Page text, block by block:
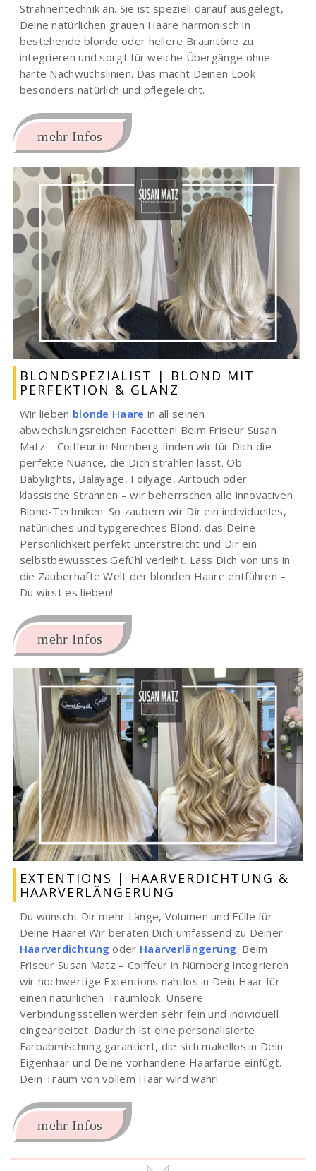
Strähnentechnik an. Sie ist speziell darauf ausgelegt,
Deine natürlichen grauen Haare harmonisch in
bestehende blonde oder hellere Brauntöne zu
integrieren und sorgt für weiche Übergänge ohne
harte Nachwuchslinien. Das macht Deinen Look
besonders natürlich und pflegeleicht.
mehr Infos
BLONDSPEZIALIST | BLOND MIT
PERFEKTION & GLANZ
Wir lieben blonde Haare in all seinen
abwechslungsreichen Facetten! Beim Friseur Susan
Matz – Coiffeur in Nürnberg finden wir für Dich die
perfekte Nuance, die Dich strahlen lässt. Ob
Babylights, Balayage, Foilyage, Airtouch oder
klassische Strähnen – wir beherrschen alle innovativen
Blond-Techniken. So zaubern wir Dir ein individuelles,
natürliches und typgerechtes Blond, das Deine
Persönlichkeit perfekt unterstreicht und Dir ein
selbstbewusstes Gefühl verleiht. Lass Dich von uns in
die Zauberhafte Welt der blonden Haare entführen –
Du wirst es lieben!
mehr Infos
EXTENTIONS | HAARVERDICHTUNG &
HAARVERLÄNGERUNG
Du wünscht Dir mehr Länge, Volumen und Fülle für
Deine Haare! Wir beraten Dich umfassend zu Deiner
Haarverdichtung oder Haarverlängerung. Beim
Friseur Susan Matz – Coiffeur in Nürnberg integrieren
wir hochwertige Extentions nahtlos in Dein Haar für
einen natürlichen Traumlook. Unsere
Verbindungsstellen werden sehr fein und individuell
eingearbeitet. Dadurch ist eine personalisierte
Farbabmischung garantiert, die sich makellos in Dein
Eigenhaar und Deine vorhandene Haarfarbe einfügt.
Dein Traum von vollem Haar wird wahr!
mehr Infos